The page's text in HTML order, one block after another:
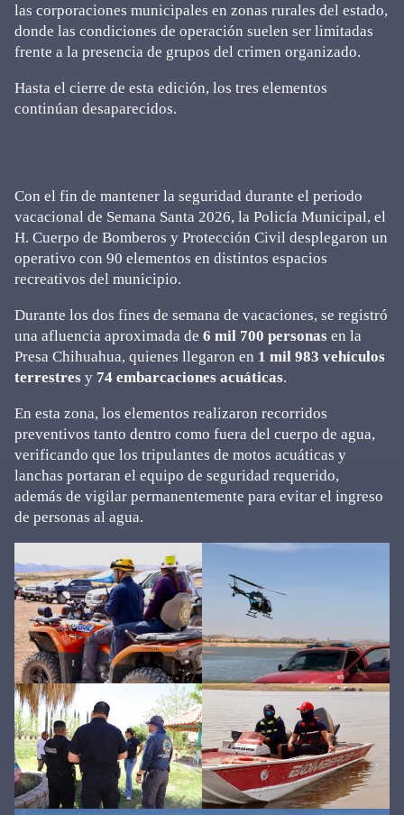
las corporaciones municipales en zonas rurales del estado,
donde las condiciones de operación suelen ser limitadas
frente a la presencia de grupos del crimen organizado.
Hasta el cierre de esta edición, los tres elementos
continúan desaparecidos.
Con el fin de mantener la seguridad durante el periodo
vacacional de Semana Santa 2026, la Policía Municipal, el
H. Cuerpo de Bomberos y Protección Civil desplegaron un
operativo con 90 elementos en distintos espacios
recreativos del municipio.
Durante los dos fines de semana de vacaciones, se registró
una afluencia aproximada de 6 mil 700 personas en la
Presa Chihuahua, quienes llegaron en 1 mil 983 vehículos
terrestres y 74 embarcaciones acuáticas.
En esta zona, los elementos realizaron recorridos
preventivos tanto dentro como fuera del cuerpo de agua,
verificando que los tripulantes de motos acuáticas y
lanchas portaran el equipo de seguridad requerido,
además de vigilar permanentemente para evitar el ingreso
de personas al agua.